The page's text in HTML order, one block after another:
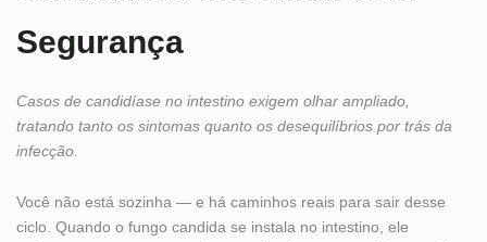
Segurança
Casos de candidíase no intestino exigem olhar ampliado,
tratando tanto os sintomas quanto os desequilíbrios por trás da
infecção.
Você não está sozinha — e há caminhos reais para sair desse
ciclo. Quando o fungo candida se instala no intestino, ele